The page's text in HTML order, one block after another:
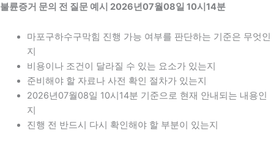
불륜증거 문의 전 질문 예시 2026년07월08일 10시14분
마포구하수구막힘 진행 가능 여부를 판단하는 기준은 무엇인
지
비용이나 조건이 달라질 수 있는 요소가 있는지
준비해야 할 자료나 사전 확인 절차가 있는지
2026년07월08일 10시14분 기준으로 현재 안내되는 내용인
지
진행 전 반드시 다시 확인해야 할 부분이 있는지